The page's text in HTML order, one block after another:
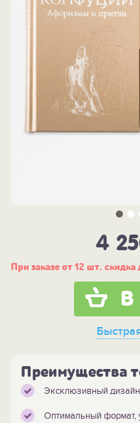
4
При заказе от 12 шт.
В
Преимущества
Эксклюзивный
Оптимальный формат,